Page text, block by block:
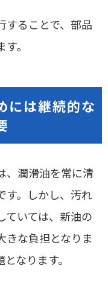
することで、部品
。
には継続的な
、潤滑油を常に清
す。しかし、汚れ
ていては、新油の
きな負担となりま
なります。